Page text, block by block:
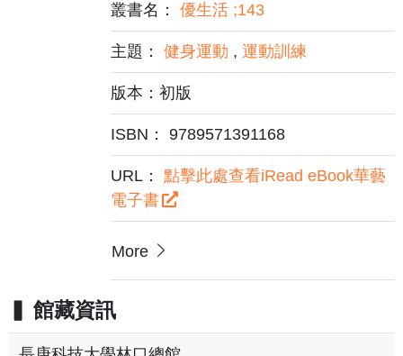
叢書名：優生活 ;143
主題：健身運動 ,運動訓練
版本：初版
ISBN： 9789571391168
URL：點擊此處查看iRead eBook華藝
電子書
More
館藏資訊